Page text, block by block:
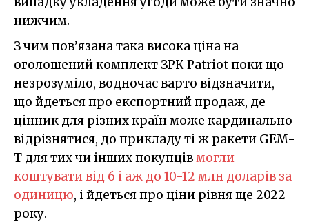
нижчим.
З чим пов’язана така висока ціна на
оголошений комплект ЗРК Patriot поки що
незрозуміло, водночас варто відзначити,
що йдеться про експортний продаж, де
цінник для різних країн може кардинально
відрізнятися, до прикладу ті ж ракети GEM-
T для тих чи інших покупцівмогли
коштувати від 6 і аж до 10-12 млн доларів за
одиницю, і йдеться про ціни рівня ще 2022
року.